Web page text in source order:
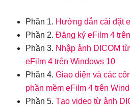
Phần 1. Hướng dẫn cài đặt
Phần 2. Đăng ký eFilm 4
Phần 3. Nhập ảnh DICOM
eFilm 4 trên Windows 10
Phần 4. Giao diện và các
phần mềm eFilm 4 trên
Phần 5. Tạo video từ ảnh